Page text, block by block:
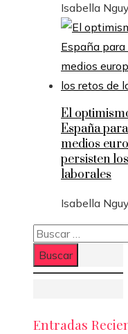
Isabella
El
España
medios
persisten
laborales
Isabella
Buscar:
Entradas